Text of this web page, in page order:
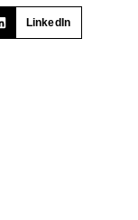
LinkedIn